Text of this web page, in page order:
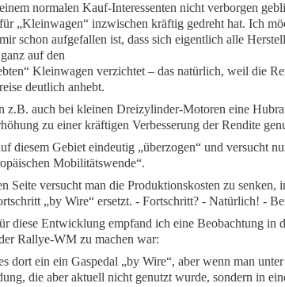
normalen Kauf-Interessenten nicht verborgen
„Kleinwagen“ inzwischen kräftig gedreht hat. Ich
schon aufgefallen ist, dass sich eigentlich alle
auf den
Kleinwagen verzichtet – das natürlich, weil die
deutlich anhebt.
z.B. auch bei kleinen Dreizylinder-Motoren eine
zu einer kräftigen Verbesserung der Rendite
diesem Gebiet eindeutig „überzogen“ und versucht
Mobilitätswende“.
Seite versucht man die Produktionskosten zu senken,
„by Wire“ ersetzt. - Fortschritt? - Natürlich! -
diese Entwicklung empfand ich eine Beobachtung in
Rallye-WM zu machen war:
dort ein ein Gaspedal „by Wire“, aber wenn man
die aber aktuell nicht genutzt wurde, sondern in